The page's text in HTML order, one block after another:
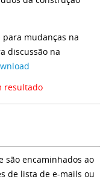
para mudanças na
discussão na
resultado
são encaminhados ao
de lista de e-mails ou